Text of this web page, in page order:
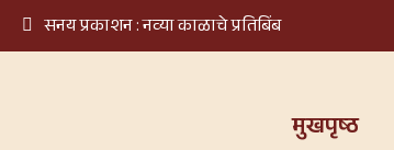
सनय प्रकाशन : नव्या काळाचे प्रतिबिंब
मुखपृष्ठ